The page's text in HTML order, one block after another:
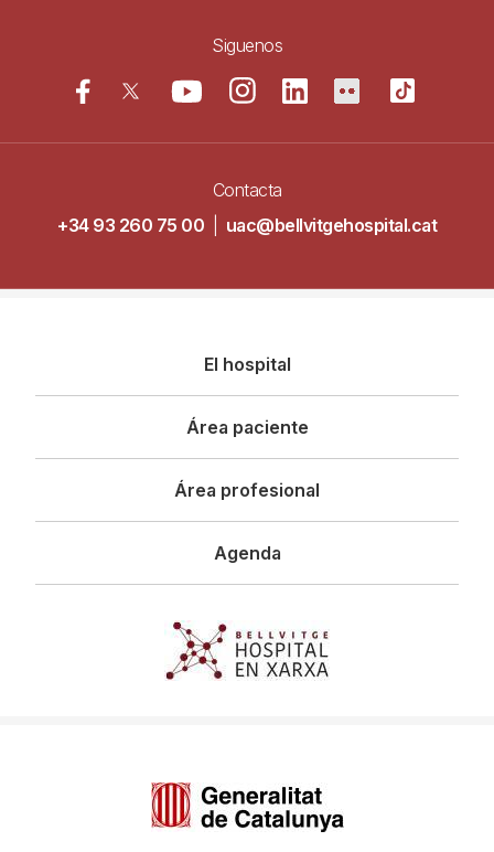
Siguenos
Contacta
+34 93 260 75 00
uac@bellvitgehospital.cat
principal
El hospital
Área paciente
Área profesional
Agenda